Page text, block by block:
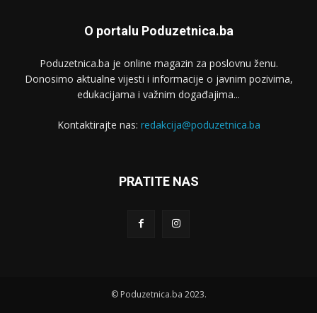
O portalu Poduzetnica.ba
Poduzetnica.ba je online magazin za poslovnu ženu.
Donosimo aktualne vijesti i informacije o javnim pozivima,
edukacijama i važnim događajima...
Kontaktirajte nas: redakcija@poduzetnica.ba
PRATITE NAS
© Poduzetnica.ba 2023.